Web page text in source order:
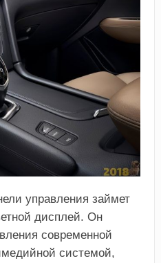
управления займет
дисплей. Он
современной
системой,